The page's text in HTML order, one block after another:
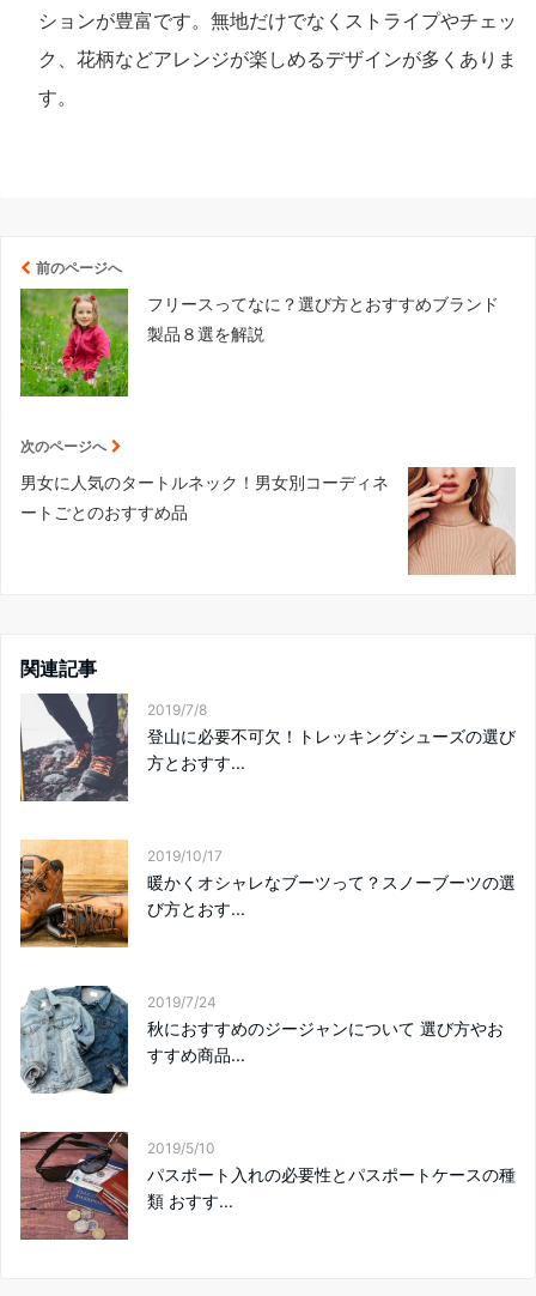
ションが豊富です。無地だけでなくストライプやチェッ
ク、花柄などアレンジが楽しめるデザインが多くありま
す。
前のページへ
フリースってなに？選び方とおすすめブランド
製品８選を解説
次のページへ
男女に人気のタートルネック！男女別コーディネ
ートごとのおすすめ品
関連記事
2019/7/8
登山に必要不可欠！トレッキングシューズの選び
方とおすす...
2019/10/17
暖かくオシャレなブーツって？スノーブーツの選
び方とおす...
2019/7/24
秋におすすめのジージャンについて 選び方やお
すすめ商品...
2019/5/10
パスポート入れの必要性とパスポートケースの種
類 おすす...